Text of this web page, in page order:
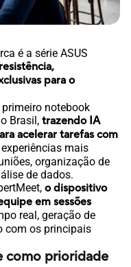
é a série ASUS
para o
primeiro notebook
Brasil, trazendo IA
acelerar tarefas com
mais
organização de
de dados.
o dispositivo
em sessões
real, geração de
com os principais
como prioridade